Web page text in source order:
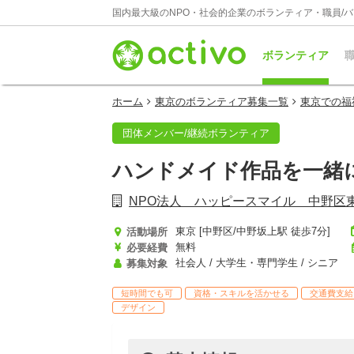
国内最大級のNPO・社会的企業のボランティア・職員/
ボランティア
ホーム 東京のボランティア募集一覧 東京での
団体メンバー/継続ボランティア
ハンドメイド作品を一緒
NPO法人 ハッピースマイル 中野区
活動場所
東京 [中野区/中野坂上駅 徒歩7分]
必要経費
無料
募集対象
社会人 / 大学生・専門学生 / シニア
短時間でも可 資格・スキルを活かせる
交通費支給
デザイン